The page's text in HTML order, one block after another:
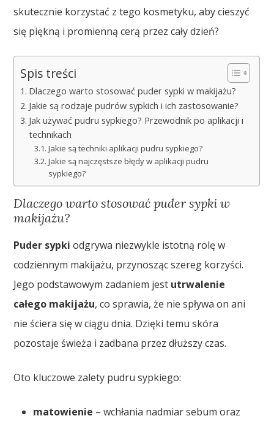
skutecznie korzystać z tego kosmetyku, aby cieszyć
się piękną i promienną cerą przez cały dzień?
Spis treści
Dlaczego warto stosować puder sypki w makijażu?
Jakie są rodzaje pudrów sypkich i ich zastosowanie?
Jak używać pudru sypkiego? Przewodnik po aplikacji i
technikach
Jakie są techniki aplikacji pudru sypkiego?
Jakie są najczęstsze błędy w aplikacji pudru
sypkiego?
Dlaczego warto stosować puder sypki w
makijażu?
Puder sypki odgrywa niezwykle istotną rolę w
codziennym makijażu, przynosząc szereg korzyści.
Jego podstawowym zadaniem jest utrwalenie
całego makijażu, co sprawia, że nie spływa on ani
nie ściera się w ciągu dnia. Dzięki temu skóra
pozostaje świeża i zadbana przez dłuższy czas.
Oto kluczowe zalety pudru sypkiego:
matowienie – wchłania nadmiar sebum oraz